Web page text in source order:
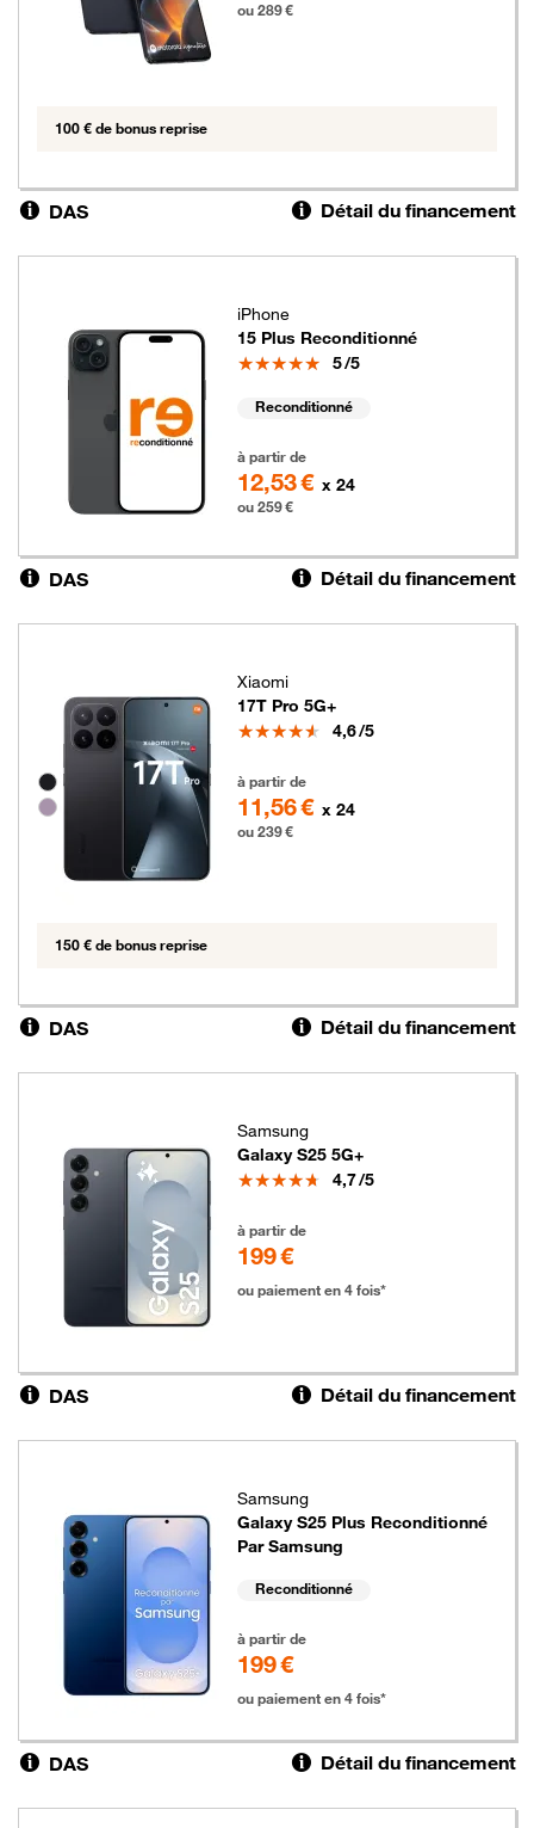
ou 289 €
100 € de bonus reprise
DAS Détail du financement
iPhone
15 Plus Reconditionné
Note
5/5
Reconditionné
à partir de
12,53 € x 24
ou 259 €
DAS Détail du financement
Groupe de couleurs disponibles non sélectionnables
Xiaomi
17T Pro 5G+
Note
4,6/5
à partir de
11,56 € x 24
ou 239 €
150 € de bonus reprise
DAS Détail du financement
Samsung
Galaxy S25 5G+
Note
4,7/5
à partir de
199 €
ou paiement en 4 fois*
DAS Détail du financement
Samsung
Galaxy S25 Plus Reconditionné
Par Samsung
Reconditionné
à partir de
199 €
ou paiement en 4 fois*
DAS Détail du financement